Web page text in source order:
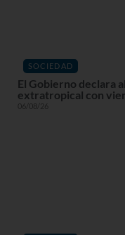
SOCIEDAD
El Gobierno declara
extratropical con
06/08/26